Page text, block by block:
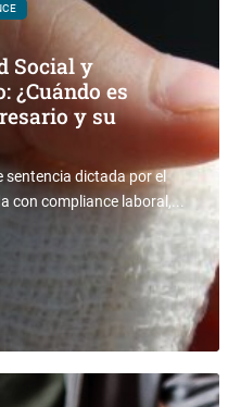
Social y
¿Cuándo es
y su
dictada por el
con compliance laboral,...